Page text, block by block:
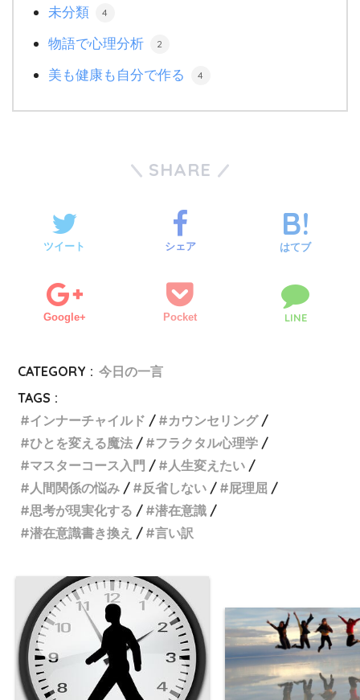
未分類 4
物語で心理分析 2
美も健康も自分で作る 4
SHARE
ツイート シェア はてブ
Google+ Pocket LINE
CATEGORY : 今日の一言
TAGS :
インナーチャイルド
カウンセリング
ひとを変える魔法
フラクタル心理学
マスターコース入門
人生変えたい
人間関係の悩み
反省しない
屁理屈
思考が現実化する
潜在意識
潜在意識書き換え
言い訳